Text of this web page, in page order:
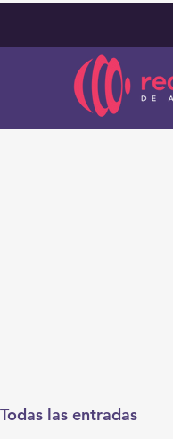
Todas las entradas